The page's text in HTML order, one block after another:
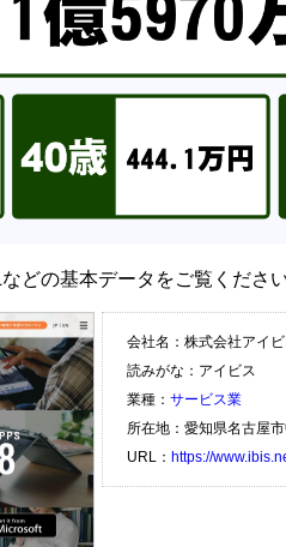
どの基本データをご覧ください
会社名：株式会社アイ
読みがな：アイビス
業種： サービス業
所在地：愛知県名古屋
URL： https://